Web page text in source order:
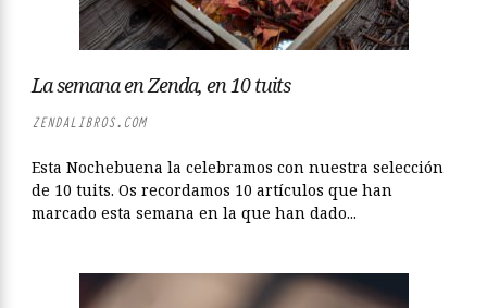
La semana en Zenda, en 10 tuits
ZENDALIBROS.COM
Esta Nochebuena la celebramos con nuestra selección
de 10 tuits. Os recordamos 10 artículos que han
marcado esta semana en la que han dado...